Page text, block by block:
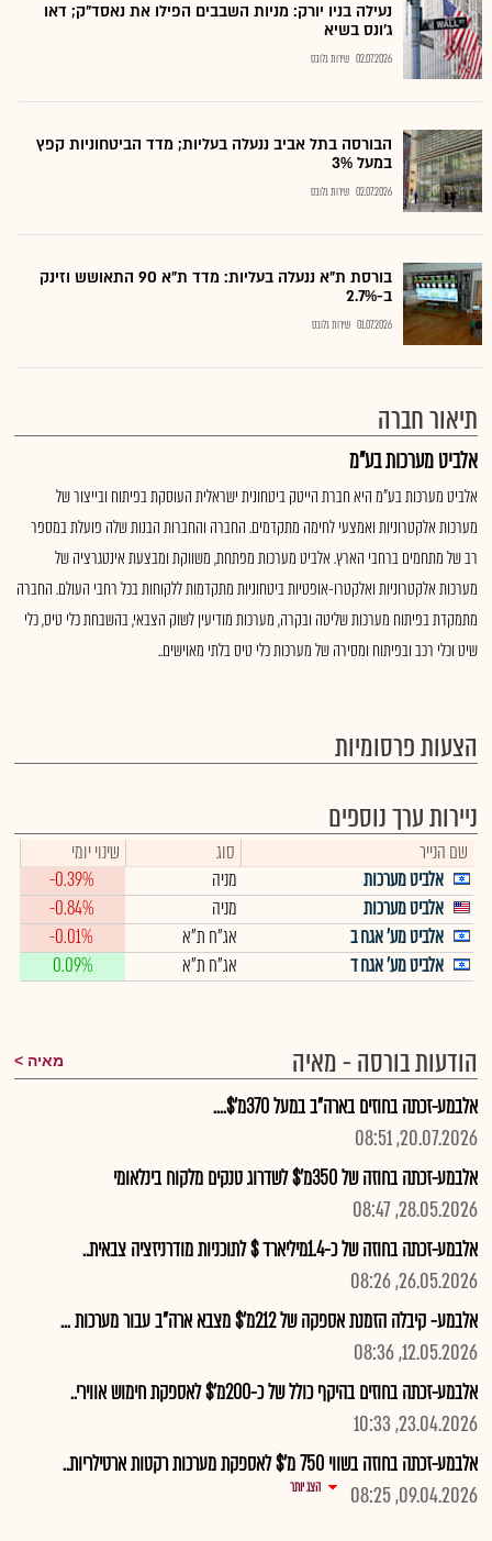
נעילה בניו יורק: מניות השבבים הפילו את נאסד"ק; דאו
ג'ונס בשיא
02.07.2026 שירות גלובס
הבורסה בתל אביב ננעלה בעליות; מדד הביטחוניות קפץ
במעל 3%
02.07.2026 שירות גלובס
בורסת ת"א ננעלה בעליות: מדד ת"א 90 התאושש וזינק
ב-2.7%
01.07.2026 שירות גלובס
תיאור חברה
אלביט מערכות בע"מ
אלביט מערכות בע"מ היא חברת הייטק ביטחונית ישראלית העוסקת בפיתוח ובייצור של
מערכות אלקטרוניות ואמצעי לחימה מתקדמים. החברה והחברות הבנות שלה פועלת במספר
רב של מתחמים ברחבי הארץ. אלביט מערכות מפתחת, משווקת ומבצעת אינטגרציה של
מערכות אלקטרוניות ואלקטרו-אופטיות ביטחוניות מתקדמות ללקוחות בכל רחבי העולם. החברה
מתמקדת בפיתוח מערכות שליטה ובקרה, מערכות מודיעין לשוק הצבאי, בהשבחת כלי טיס, כלי
שיט וכלי רכב ובפיתוח ומסירה של מערכות כלי טיס בלתי מאוישים..
הצעות פרסומיות
ניירות ערך נוספים
שם הנייר סוג
שינוי יומי
אלביט מערכות
מניה
-0.39%
אלביט מערכות
מניה
-0.84%
אלביט מע' אגח ב
אג"ח ת"א
-0.01%
אלביט מע' אגח ד
אג"ח ת"א 0.09%
הודעות בורסה - מאיה מאיה
אלבמע-זכתה בחוזים בארה"ב במעל 370מ'$....
20.07.2026, 08:51
אלבמע-זכתה בחוזה של 350מ'$ לשדרוג טנקים מלקוח בינלאומי
28.05.2026, 08:47
אלבמע-זכתה בחוזה של כ-1.4מיליארד $ לתוכניות מודרניזציה צבאית..
26.05.2026, 08:26
אלבמע- קיבלה הזמנת אספקה של 212מ'$ מצבא ארה"ב עבור מערכות ...
12.05.2026, 08:36
אלבמע-זכתה בחוזים בהיקף כולל של כ-200מ'$ לאספקת חימוש אווירי..
23.04.2026, 10:33
אלבמע-זכתה בחוזה בשווי 750 מ'$ לאספקת מערכות רקטות ארטילריות..
09.04.2026, 08:25
הצג יותר